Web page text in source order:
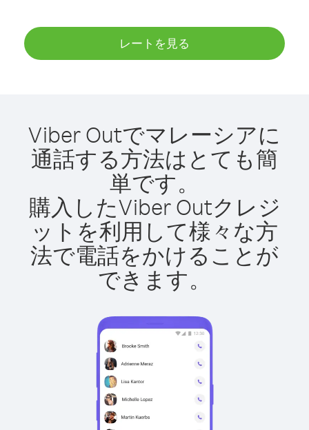
レートを見る
Viber Outでマレーシアに
通話する方法はとても簡
単です。
購入したViber Outクレジ
ットを利用して様々な方
法で電話をかけることが
できます。